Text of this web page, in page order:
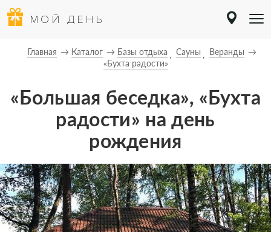
МОЙ ДЕНЬ
Главная Каталог Базы отдыха Сауны
Веранды
«Бухта радости»
«Большая беседка», «Бухта
радости» на день
рождения